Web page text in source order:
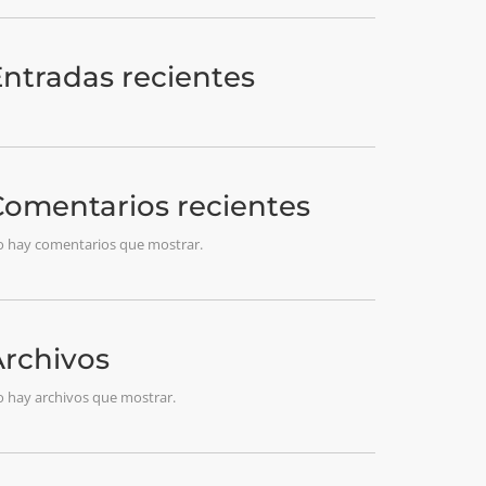
recientes
recientes
hay comentarios que mostrar.
hay archivos que mostrar.